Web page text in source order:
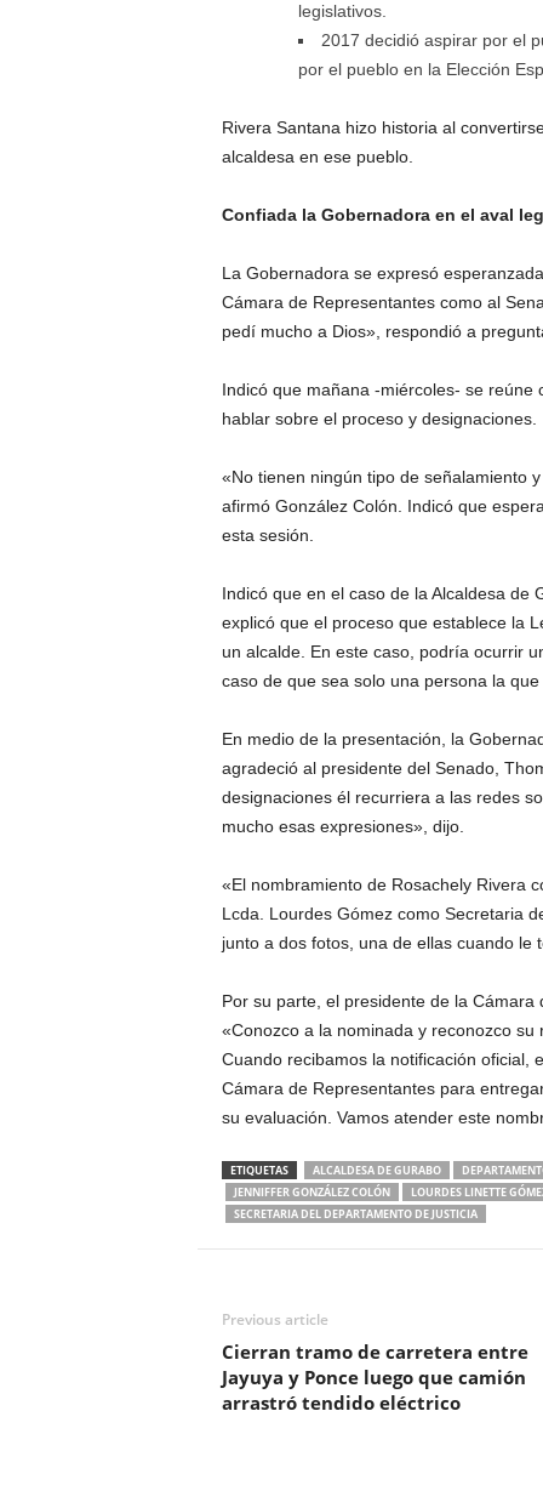
legislativos.
2017 decidió aspirar por el
por el pueblo en la Elección
Rivera Santana hizo historia al
alcaldesa en ese pueblo.
Confiada la Gobernadora en el aval
La Gobernadora se expresó
Cámara de Representantes como al
pedí mucho a Dios», respondió a
Indicó que mañana -miércoles- se
hablar sobre el proceso y designaciones.
«No tienen ningún tipo de señalamiento
afirmó González Colón. Indicó que
esta sesión.
Indicó que en el caso de la Alcaldesa de
explicó que el proceso que establece la
un alcalde. En este caso, podría ocurrir
caso de que sea solo una persona la
En medio de la presentación, la
agradeció al presidente del Senado,
designaciones él recurriera a las redes
mucho esas expresiones», dijo.
«El nombramiento de Rosachely Rivera
Lcda. Lourdes Gómez como Secretaria
junto a dos fotos, una de ellas cuando le
Por su parte, el presidente de la Cámara
«Conozco a la nominada y reconozco
Cuando recibamos la notificación oficial,
Cámara de Representantes para
su evaluación. Vamos atender este
ETIQUETAS ALCALDESA DE GURABO
JENNIFFER GONZÁLEZ COLÓN
LOURDES LINETTE
SECRETARIA DEL DEPARTAMENTO DE JUSTICIA
Previous article
Cierran tramo de carretera entre
Jayuya y Ponce luego que camión
arrastró tendido eléctrico